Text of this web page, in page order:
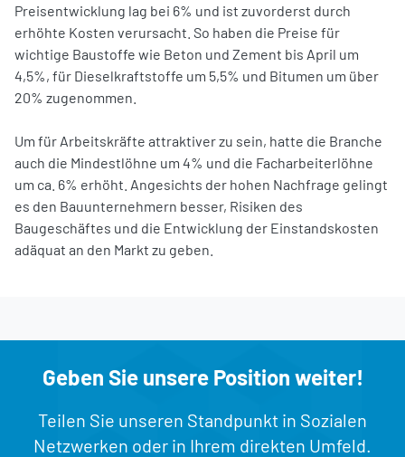
Preisentwicklung lag bei 6% und ist zuvorderst durch
erhöhte Kosten verursacht. So haben die Preise für
wichtige Baustoffe wie Beton und Zement bis April um
4,5%, für Dieselkraftstoffe um 5,5% und Bitumen um über
20% zugenommen.
Um für Arbeitskräfte attraktiver zu sein, hatte die Branche
auch die Mindestlöhne um 4% und die Facharbeiterlöhne
um ca. 6% erhöht. Angesichts der hohen Nachfrage gelingt
es den Bauunternehmern besser, Risiken des
Baugeschäftes und die Entwicklung der Einstandskosten
adäquat an den Markt zu geben.
Geben Sie unsere Position weiter!
Teilen Sie unseren Standpunkt in Sozialen
Netzwerken oder in Ihrem direkten Umfeld.